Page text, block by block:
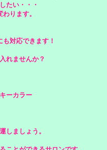
たい・・・
ります。
対応できます！
れませんか？
ーカラー
しましょう。